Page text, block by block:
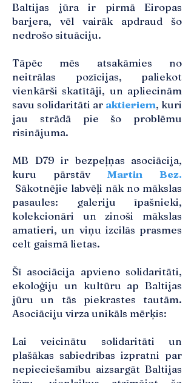
Baltijas jūra ir pirmā Eiropas
barjera, vēl vairāk apdraud šo
nedrošo situāciju.
Tāpēc mēs atsakāmies no
neitrālas pozīcijas, paliekot
vienkārši skatītāji, un apliecinām
savu solidaritāti ar aktieriem, kuri
jau strādā pie šo problēmu
risinājuma.
MB D79 ir bezpeļņas asociācija,
kuru pārstāv Martin Bez.
Sākotnējie labvēļi nāk no mākslas
pasaules: galeriju īpašnieki,
kolekcionāri un zinoši mākslas
amatieri, un viņu izcilās prasmes
celt gaismā lietas.
Šī asociācija apvieno solidaritāti,
ekoloģiju un kultūru ap Baltijas
jūru un tās piekrastes tautām.
Asociāciju virza unikāls mērķis:
Lai veicinātu solidaritāti un
plašākas sabiedrības izpratni par
nepieciešamību aizsargāt Baltijas